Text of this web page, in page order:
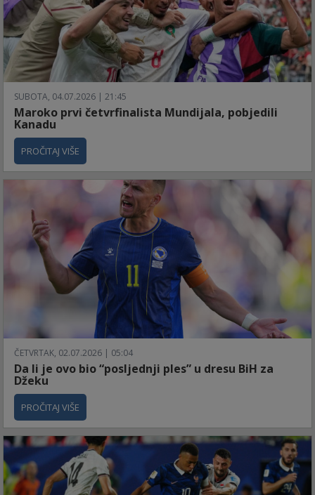
SUBOTA, 04.07.2026 | 21:45
Maroko prvi četvrfinalista Mundijala, pobjedili
Kanadu
PROČITAJ VIŠE
ČETVRTAK, 02.07.2026 | 05:04
Da li je ovo bio “posljednji ples” u dresu BiH za
Džeku
PROČITAJ VIŠE